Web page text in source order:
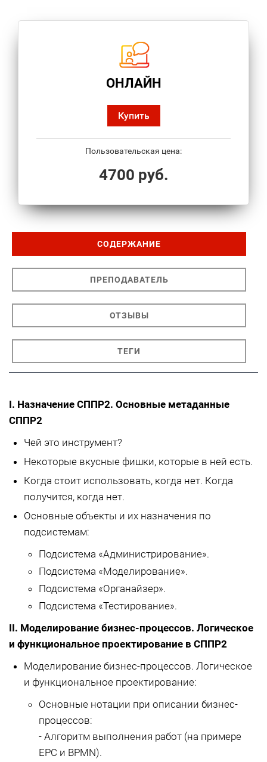
ОНЛАЙН
Купить
Пользовательская цена:
4700 руб.
СОДЕРЖАНИЕ
ПРЕПОДАВАТЕЛЬ
ОТЗЫВЫ
ТЕГИ
I. Назначение СППР2. Основные метаданные
СППР2
Чей это инструмент?
Некоторые вкусные фишки, которые в ней есть.
Когда стоит использовать, когда нет. Когда
получится, когда нет.
Основные объекты и их назначения по
подсистемам:
Подсистема «Администрирование».
Подсистема «Моделирование».
Подсистема «Органайзер».
Подсистема «Тестирование».
II. Моделирование бизнес-процессов. Логическое
и функциональное проектирование в СППР2
Моделирование бизнес-процессов. Логическое
и функциональное проектирование:
Основные нотации при описании бизнес-
процессов:
- Алгоритм выполнения работ (на примере
EPC и BPMN).